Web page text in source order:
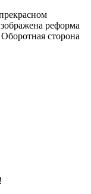
реформа
сторона